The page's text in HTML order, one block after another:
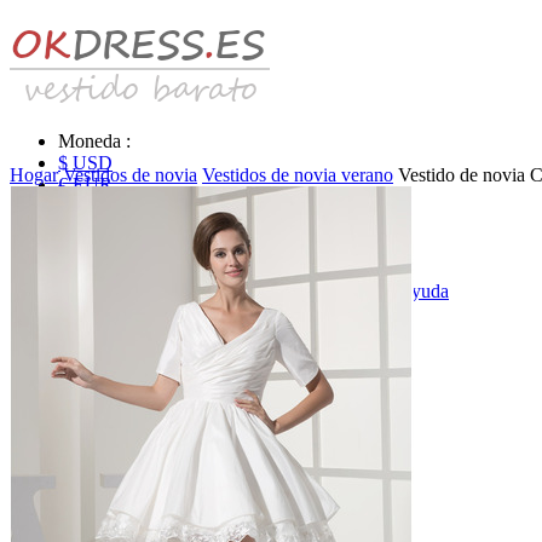
Moneda :
$ USD
€ EUR
Identificarse & Registrarse |Obtener la contraseña Ayuda
Carro (0)
Vestidos de novia
Vestido de novia liquidación y venta
Vestidos de novia vendimia
Hogar Vestidos de novia Vestidos de novia verano Vestido de novia